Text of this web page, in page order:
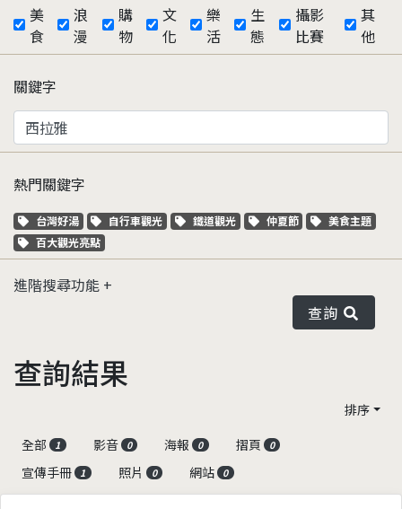
美
食
浪
漫
購
物
文
化
樂
活
生
態
攝影
比賽
其
他
關鍵字
熱門關鍵字
關鍵字標籤
台灣好湯 關鍵字標籤
自行車觀光 關鍵字標籤
鐵道觀光 關鍵字標籤
仲夏節 關鍵字標籤
美食主題
關鍵字標籤
百大觀光亮點
進階搜尋功能
查詢
查詢結果
排序
全部
1 影音 0 海報 0 摺頁 0
宣傳手冊 1 照片 0 網站 0